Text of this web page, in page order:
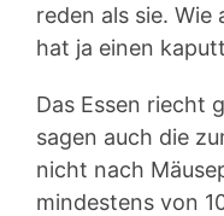
reden als sie.
hat ja einen
Das Essen riecht
sagen auch die
nicht nach
mindestens von